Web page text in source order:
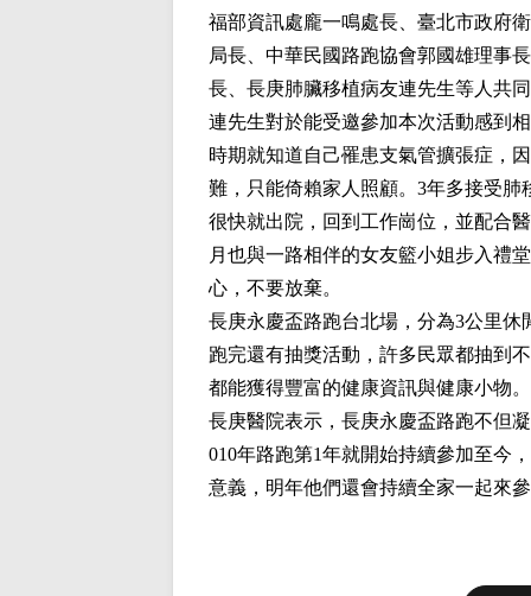
福部資訊處龐一鳴處長、臺北市政府
局長、中華民國路跑協會郭國雄理事
長、長庚肺臟移植病友連先生等人共
連先生對於能受邀參加本次活動感到
時期就知道自己罹患支氣管擴張症，
難，只能倚賴家人照顧。3年多接受
很快就出院，回到工作崗位，並配合
月也與一路相伴的女友籃小姐步入禮
心，不要放棄。
長庚永慶盃路跑台北場，分為3公里休
跑完還有抽獎活動，許多民眾都抽到
都能獲得豐富的健康資訊與健康小物。
長庚醫院表示，長庚永慶盃路跑不但
010年路跑第1年就開始持續參加至今
意義，明年他們還會持續全家一起來